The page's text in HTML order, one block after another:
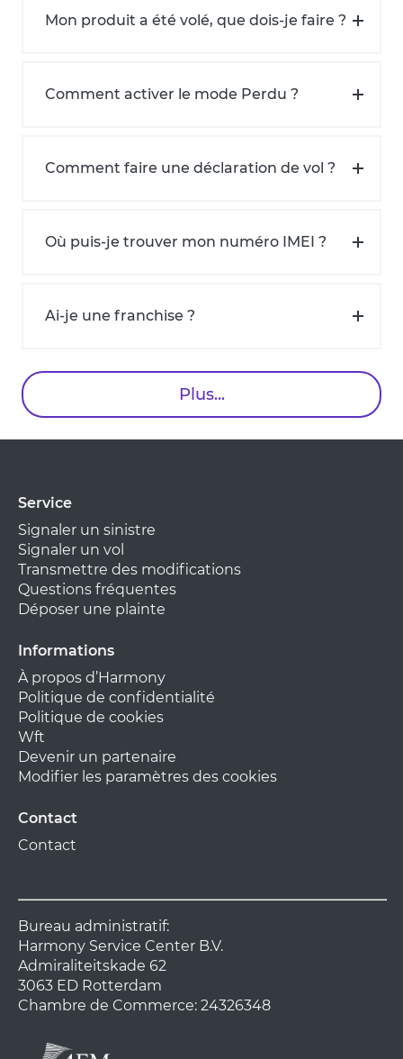
Mon produit a été volé, que dois-je faire ?
Comment activer le mode Perdu ?
Comment faire une déclaration de vol ?
Où puis-je trouver mon numéro IMEI ?
Ai-je une franchise ?
Plus...
Service
Signaler un sinistre
Signaler un vol
Transmettre des modifications
Questions fréquentes
Déposer une plainte
Informations
À propos d’Harmony
Politique de confidentialité
Politique de cookies
Wft
Devenir un partenaire
Modifier les paramètres des cookies
Contact
Contact
Bureau administratif:
Harmony Service Center B.V.
Admiraliteitskade 62
3063 ED Rotterdam
Chambre de Commerce: 24326348